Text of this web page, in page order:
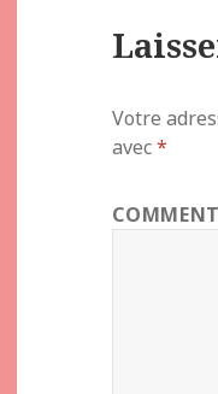
Votre
avec*